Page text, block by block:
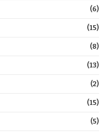
(6)
(15)
(8)
(13)
(2)
(15)
(5)